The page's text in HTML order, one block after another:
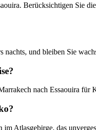
Berücksichtigen Sie
und bleiben Sie
nach Essaouira
Atlasgebirge, das